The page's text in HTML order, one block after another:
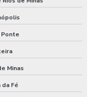
Ponte
Minas
da Fé